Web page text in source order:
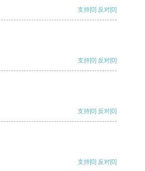
支持[0] 反对[0]
支持[0] 反对[0]
支持[0] 反对[0]
支持[0] 反对[0]